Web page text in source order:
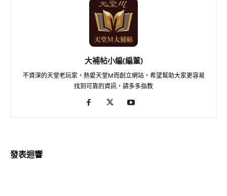
大補帖小編(編董)
不資深的天堂老玩家，熱愛天堂M而創立網站，希望幫助大家更容易
找到可靠的資訊，請多多指教
發表迴響